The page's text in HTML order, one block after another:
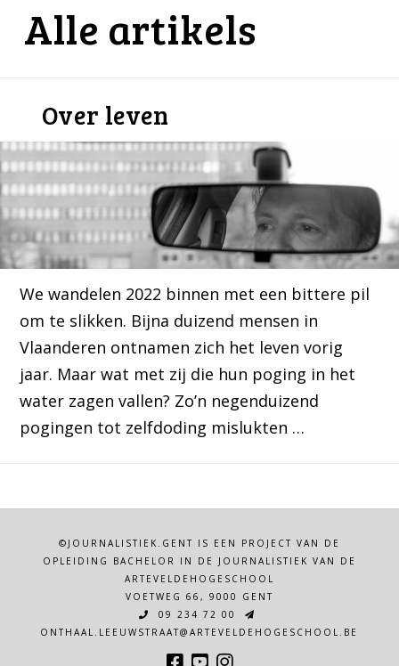
Alle artikels
Over leven
We wandelen 2022 binnen met een bittere pil
om te slikken. Bijna duizend mensen in
Vlaanderen ontnamen zich het leven vorig
jaar. Maar wat met zij die hun poging in het
water zagen vallen? Zo’n negenduizend
pogingen tot zelfdoding mislukten …
©JOURNALISTIEK.GENT IS EEN PROJECT VAN DE
OPLEIDING BACHELOR IN DE JOURNALISTIEK VAN DE
ARTEVELDEHOGESCHOOL
VOETWEG 66, 9000 GENT
09 234 72 00
ONTHAAL.LEEUWSTRAAT@ARTEVELDEHOGESCHOOL.BE